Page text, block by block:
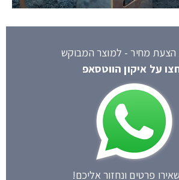
מחיר - למוצר המבוקש
על איקון הווטסאפ
פרטים ונחזור אליכם!